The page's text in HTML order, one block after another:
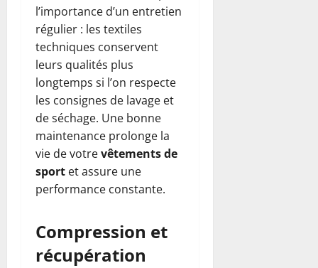
l’importance d’un entretien
régulier : les textiles
techniques conservent
leurs qualités plus
longtemps si l’on respecte
les consignes de lavage et
de séchage. Une bonne
maintenance prolonge la
vie de votrevêtements de
sport et assure une
performance constante.
Compression et
récupération